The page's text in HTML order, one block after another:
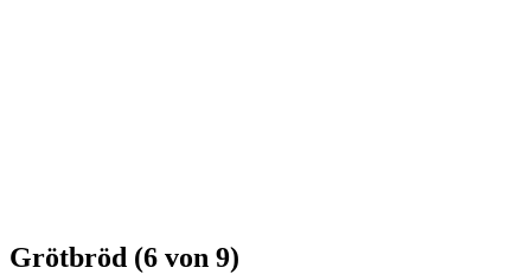
Grötbröd (6 von 9)